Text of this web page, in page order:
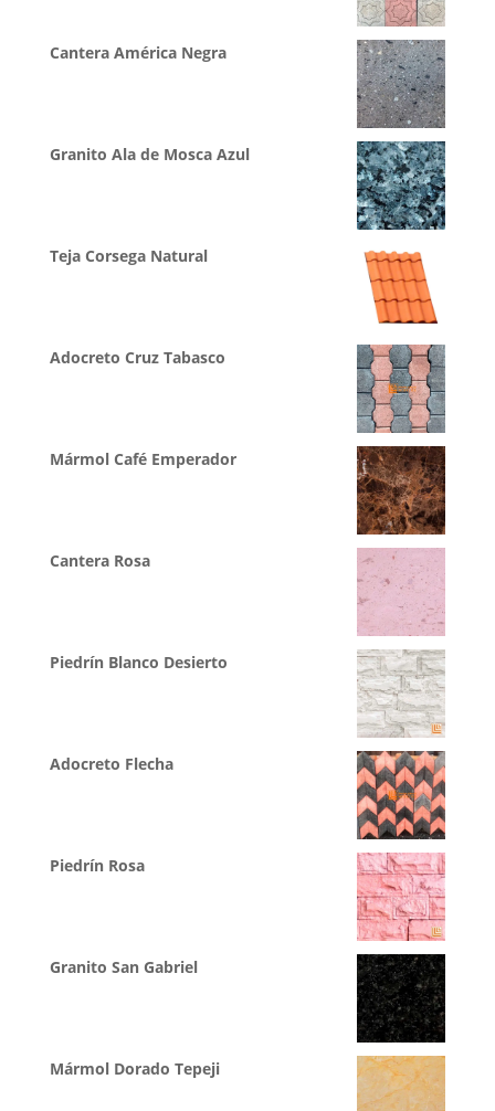
Cantera América Negra
Granito Ala de Mosca Azul
Teja Corsega Natural
Adocreto Cruz Tabasco
Mármol Café Emperador
Cantera Rosa
Piedrín Blanco Desierto
Adocreto Flecha
Piedrín Rosa
Granito San Gabriel
Mármol Dorado Tepeji